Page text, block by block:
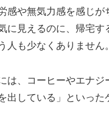
感や無気力感を感じが
に見えるのに、帰宅す
人も少なくありません。
は、コーヒーやエナジ
出している」といった